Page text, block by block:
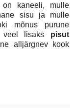
kaneeli, mulle
sisu ja mulle
mõnus purune
veel lisaks pisut
alljärgnev kook